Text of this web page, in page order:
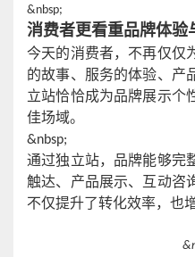
&nbsp;
消费者更看重品牌体验
今天的消费者，不再仅仅
的故事、服务的体验、产
立站恰恰成为品牌展示个
佳场域。
&nbsp;
通过独立站，品牌能够完
触达、产品展示、互动咨
不仅提升了转化效率，也